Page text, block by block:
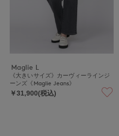
Maglie L
《大きいサイズ》カーヴィーラインジ
ーンズ《Maglie Jeans》
￥31,900(税込)